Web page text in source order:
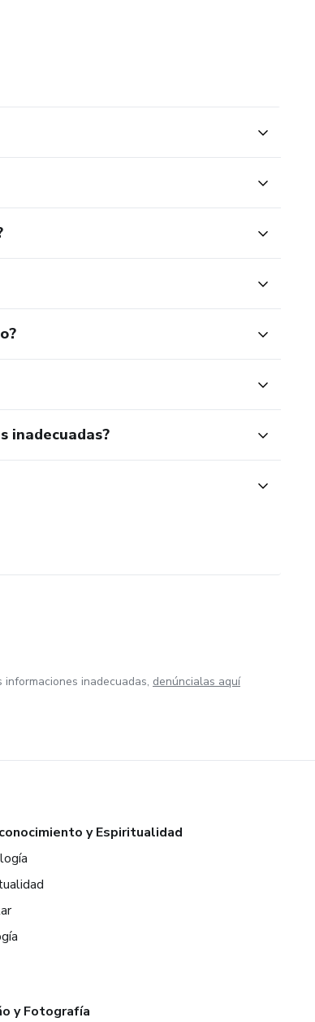
experiencia transformadora. Cada capítulo
observes resultados en tu día a día.
inadecuadas?
inadecuadas, denúncialas aquí
y Espiritualidad
y Fotografía